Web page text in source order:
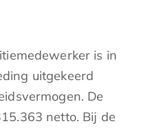
is in
uitgekeerd
De
netto. Bij de